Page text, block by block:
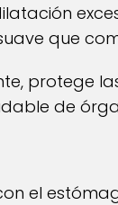
que
protege
de
el